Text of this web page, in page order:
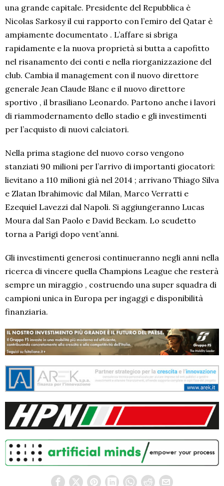
una grande capitale. Presidente del Repubblica è
Nicolas Sarkosy il cui rapporto con l’emiro del Qatar è
ampiamente documentato . L’affare si sbriga
rapidamente e la nuova proprietà si butta a capofitto
nel risanamento dei conti e nella riorganizzazione del
club. Cambia il management con il nuovo direttore
generale Jean Claude Blanc e il nuovo direttore
sportivo , il brasiliano Leonardo. Partono anche i lavori
di riammodernamento dello stadio e gli investimenti
per l’acquisto di nuovi calciatori.
Nella prima stagione del nuovo corso vengono
stanziati 90 milioni per l’arrivo di importanti giocatori:
lievitano a 110 milioni già nel 2014 ; arrivano Thiago Silva
e Zlatan Ibrahimovic dal Milan, Marco Verratti e
Ezequiel Lavezzi dal Napoli. Si aggiungeranno Lucas
Moura dal San Paolo e David Beckam. Lo scudetto
torna a Parigi dopo vent’anni.
Gli investimenti generosi continueranno negli anni nella
ricerca di vincere quella Champions League che resterà
sempre un miraggio , costruendo una super squadra di
campioni unica in Europa per ingaggi e disponibilità
finanziaria.